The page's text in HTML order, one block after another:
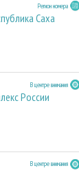
Регион номера
Саха
В центре внимания
России
В центре внимания